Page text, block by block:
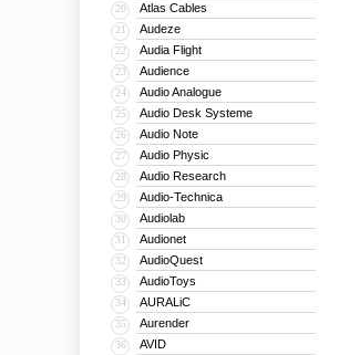
20 Atlas Cables
21 Audeze
22 Audia Flight
23 Audience
24 Audio Analogue
25 Audio Desk Systeme
26 Audio Note
27 Audio Physic
28 Audio Research
29 Audio-Technica
30 Audiolab
31 Audionet
32 AudioQuest
33 AudioToys
34 AURALiC
35 Aurender
36 AVID